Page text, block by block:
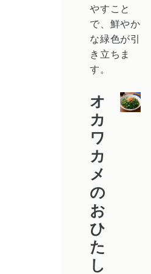
やすこと
で、鮮やか
な緑色が引
き立ちま
す。
オ
カ
ワ
カ
メ
の
お
ひ
た
し